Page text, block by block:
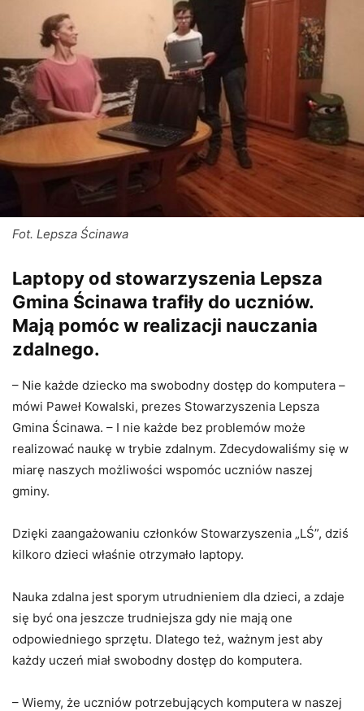
Fot. Lepsza Ścinawa
Laptopy od stowarzyszenia Lepsza
Gmina Ścinawa trafiły do uczniów.
Mają pomóc w realizacji nauczania
zdalnego.
– Nie każde dziecko ma swobodny dostęp do komputera –
mówi Paweł Kowalski, prezes Stowarzyszenia Lepsza
Gmina Ścinawa. – I nie każde bez problemów może
realizować naukę w trybie zdalnym. Zdecydowaliśmy się w
miarę naszych możliwości wspomóc uczniów naszej
gminy.
Dzięki zaangażowaniu członków Stowarzyszenia „LŚ”, dziś
kilkoro dzieci właśnie otrzymało laptopy.
Nauka zdalna jest sporym utrudnieniem dla dzieci, a zdaje
się być ona jeszcze trudniejsza gdy nie mają one
odpowiedniego sprzętu. Dlatego też, ważnym jest aby
każdy uczeń miał swobodny dostęp do komputera.
– Wiemy, że uczniów potrzebujących komputera w naszej